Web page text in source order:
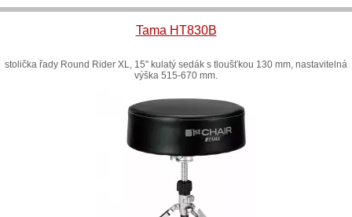
Tama HT830B
stolička řady Round Rider XL, 15" kulatý sedák s tloušťkou 130 mm, nastavitelná
výška 515-670 mm.